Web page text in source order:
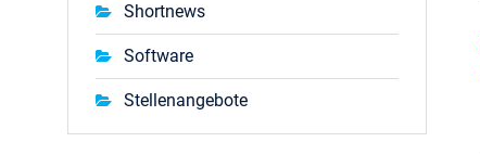
Shortnews
Software
Stellenangebote